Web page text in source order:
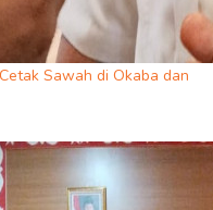
Sawah di Okaba dan